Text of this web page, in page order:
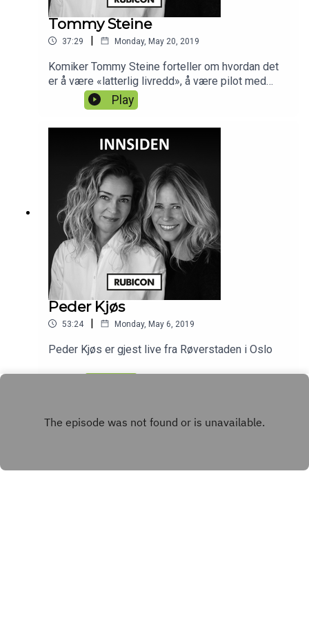
Tommy Steine
37:29 | Monday, May 20, 2019
Komiker Tommy Steine forteller om hvordan det
er å være «latterlig livredd», å være pilot med
flyskrekk og å komme seg videre etter en
oppvekst han ikke kan forandre. Live fra
Play
Peder Kjøs
53:24 | Monday, May 6, 2019
Peder Kjøs er gjest live fra Røverstaden i Oslo